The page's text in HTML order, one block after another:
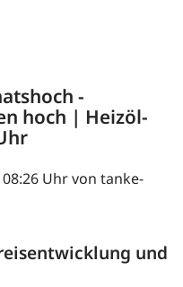
-
hoch | Heizöl-
Uhr von tanke-
und